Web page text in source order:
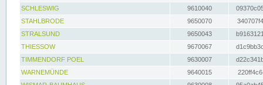
SCHLESWIG
9610040
STAHLBRODE
9650070
STRALSUND
9650043
THIESSOW
9670067
TIMMENDORF POEL
9630007
WARNEMÜNDE
9640015